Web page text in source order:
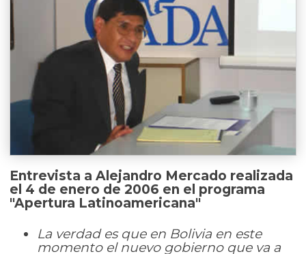
Entrevista a Alejandro Mercado realizada
el 4 de enero de 2006 en el programa
"Apertura Latinoamericana"
La verdad es que en Bolivia en este
momento el nuevo gobierno que va a